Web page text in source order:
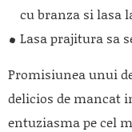
cu branza si lasa
Lasa prajitura sa
Promisiunea unui
delicios de mancat
entuziasma pe cel